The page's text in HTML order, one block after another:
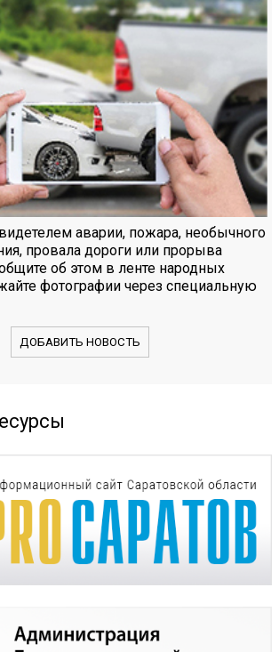
аварии, пожара, необычного
провала дороги или прорыва
об этом в ленте народных
фотографии через специальную
ДОБАВИТЬ НОВОСТЬ